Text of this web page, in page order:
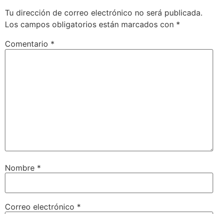
Tu dirección de correo electrónico no será publicada.
Los campos obligatorios están marcados con *
Comentario *
Nombre *
Correo electrónico *